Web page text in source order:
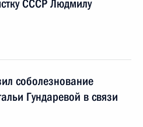
СССР Людмилу
соболезнование
Гундаревой в связи